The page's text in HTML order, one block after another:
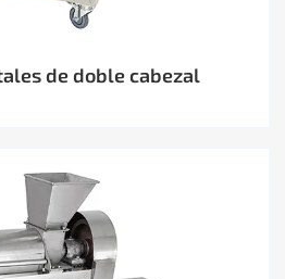
de doble cabezal